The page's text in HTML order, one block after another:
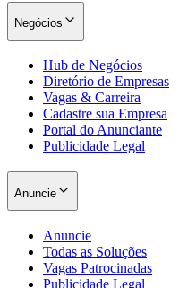
Negócios
Hub de Negócios
Diretório de Empresas
Vagas & Carreira
Cadastre sua Empresa
Portal do Anunciante
Publicidade Legal
Anuncie
Anuncie
Todas as Soluções
Vagas Patrocinadas
Publicidade Legal